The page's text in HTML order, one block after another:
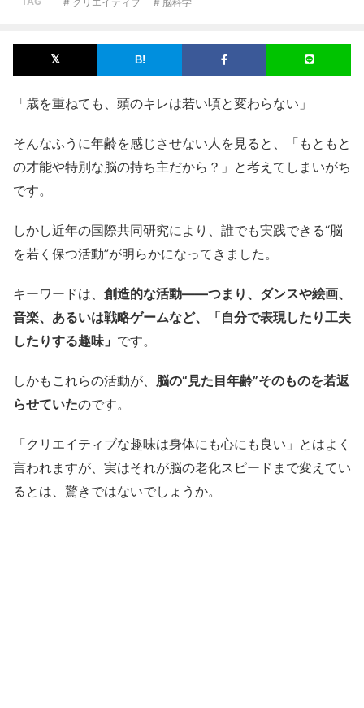
「歳を重ねても、頭のキレは若い頃と変わらない」
そんなふうに年齢を感じさせない人を見ると、「もともと
の才能や特別な脳の持ち主だから？」と考えてしまいがち
です。
しかし近年の国際共同研究により、誰でも実践できる“脳
を若く保つ活動”が明らかになってきました。
キーワードは、 創造的な活動――つまり、ダンスや絵画、
音楽、あるいは戦略ゲームなど、「自分で表現したり工夫
したりする趣味」 です。
しかもこれらの活動が、 脳の“見た目年齢”そのものを若返
らせていたのです。
「クリエイティブな趣味は身体にも心にも良い」とはよく
言われますが、実はそれが脳の老化スピードまで変えてい
るとは、驚きではないでしょうか。